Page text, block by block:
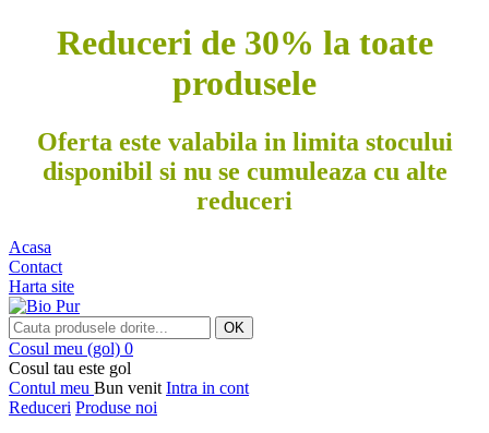
Reduceri de 30% la toate
produsele
Oferta este valabila in limita stocului
disponibil si nu se cumuleaza cu alte
reduceri
Acasa
Contact
Harta site
OK
Cosul meu (gol) 0
Cosul tau este gol
Contul meu Bun venit Intra in cont
Reduceri Produse noi